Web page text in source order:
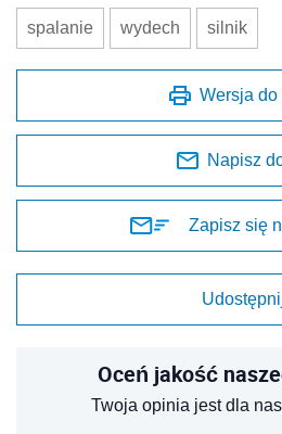
spalanie wydech silnik
Wersja do
Napisz
Zapisz się
Oceń jakość
Twoja opinia jest dla